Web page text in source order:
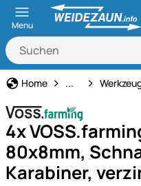
Menu
Home Haus und Hof
...
4x
80x8mm,
Karabiner,